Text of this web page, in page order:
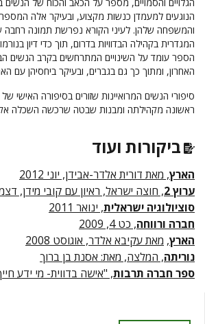
הנוגעים למעמדן כנשות מקצוע, ובעיקר אלה
והמשפחה שלהן. לעיני הקורא נפרשת תמונה
המגדרית בקהילה הבדוויות בדרום, תוך כדי דיון
הספר עומד על השינויים המתרחשים בקרב הנשים
האחרון, ומתוך כך גם בגברים, ובעיקר ביחסיהן עם
סיפורי הנשים המרואיינות שזורים בסיפורה האישי
ראשונה מקהילתה ומבנות שבטה שרכשה השכלה
ביקורות ועוד
הארץ, מאת דורית אלדר-אבידן, יוני 2012
ערוץ 2
, חוצה ישראל, ראיון עם קובי מידן, דצמבר
סוציולוגיה ישראלית, ינואר 2011
חברה ורווחה, כט 4, 2009
הארץ, מאת עקיבא אלדר, אוגוסט 2008
נוריתה, המלצה, מאת: אסנת בן ברוך
ספר חברה תרבות, "אישה בדווית- מי ידע